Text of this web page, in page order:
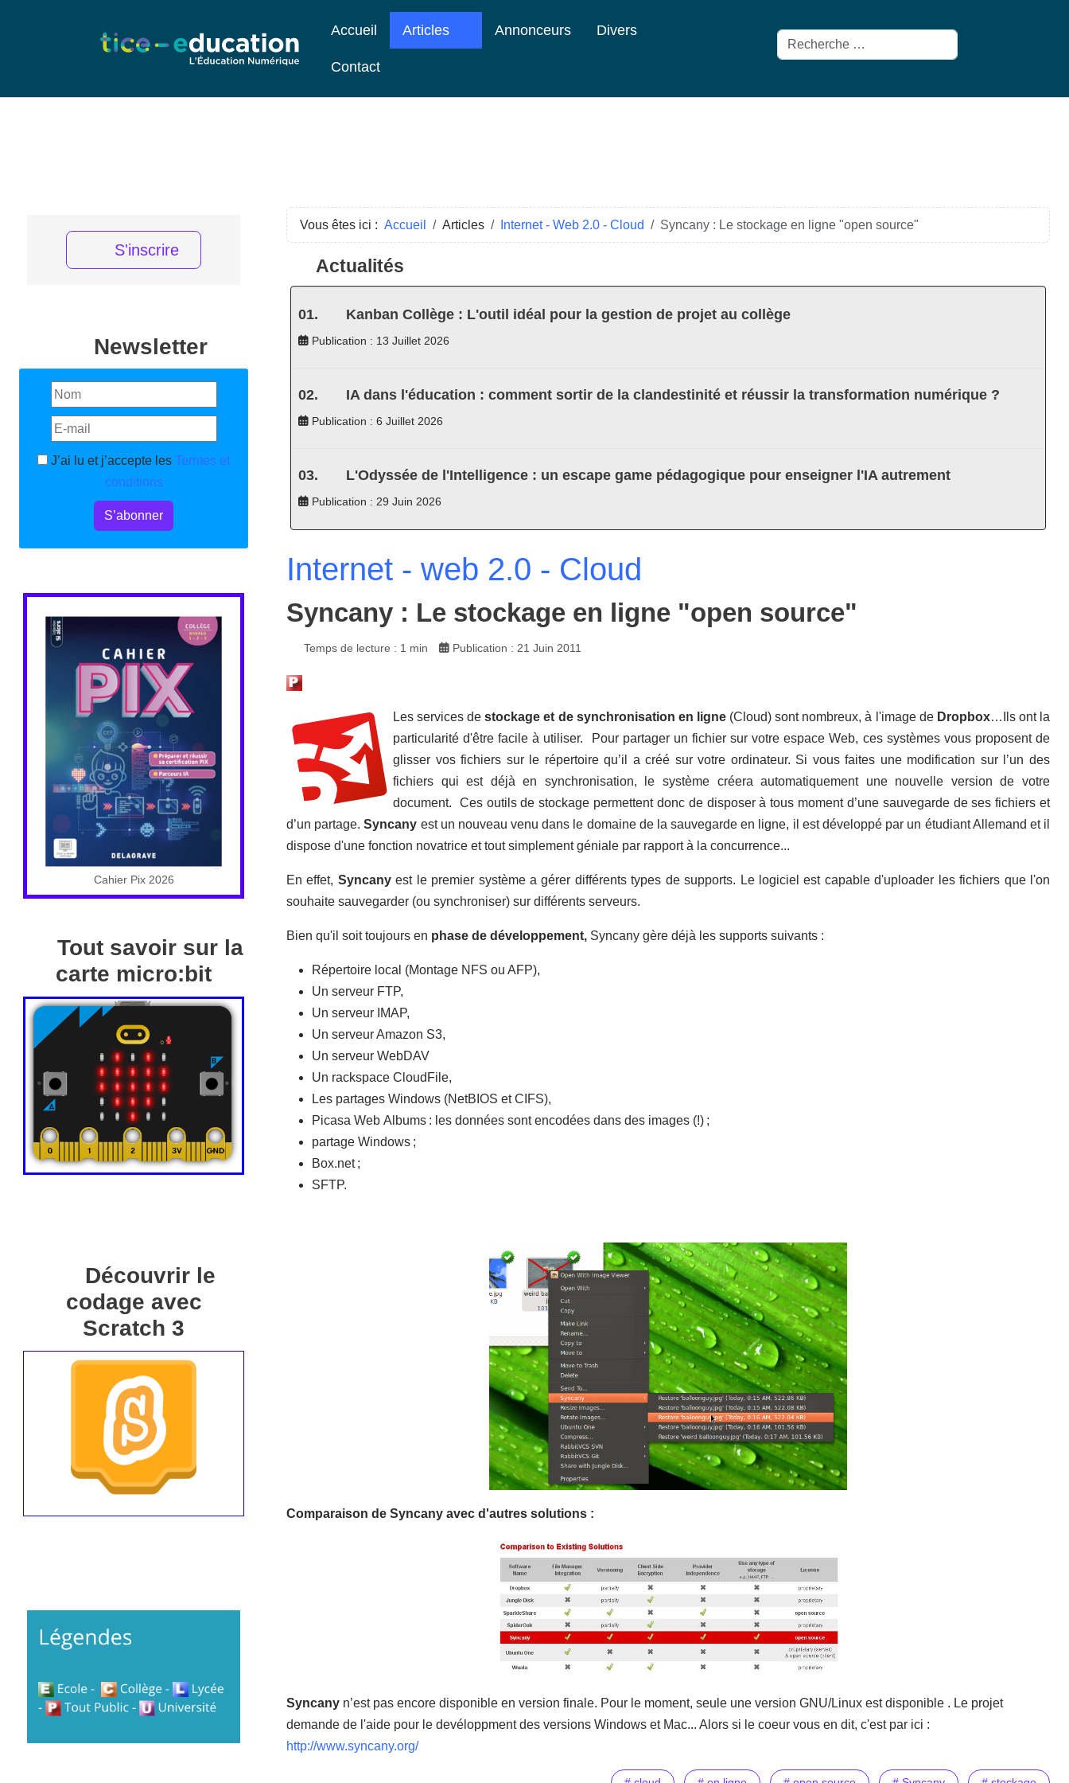
Accueil Articles Annonceurs Divers
Contact
Rechercher
S'inscrire
Newsletter
J’ai lu et j’accepte les Termes et
conditions
S’abonner
Cahier Pix 2026
Tout savoir sur la
carte micro:bit
Découvrir le
codage avec
Scratch 3
Vous êtes ici : Accueil Articles Internet - Web 2.0 - Cloud Syncany : Le stockage en ligne "open source"
Actualités
Kanban Collège : L'outil idéal pour la gestion de projet au collège
Publication : 13 Juillet 2026
IA dans l'éducation : comment sortir de la clandestinité et réussir la transformation numérique ?
Publication : 6 Juillet 2026
L'Odyssée de l'Intelligence : un escape game pédagogique pour enseigner l'IA autrement
Publication : 29 Juin 2026
Internet - web 2.0 - Cloud
Syncany : Le stockage en ligne "open source"
Temps de lecture : 1 min Publication : 21 Juin 2011
Les services destockage et de synchronisation en ligne(Cloud) sont nombreux, à l'image de Dropbox…Ils ont la
particularité d'être facile à utiliser. Pour partager un fichier sur votre espace Web, ces systèmes vous proposent de
glisser vos fichiers sur le répertoire qu’il a créé sur votre ordinateur. Si vous faites une modification sur l’un des
fichiers qui est déjà en synchronisation, le système créera automatiquement une nouvelle version de votre
document. Ces outils de stockage permettent donc de disposer à tous moment d’une sauvegarde de ses fichiers et
d’un partage.Syncany est un nouveau venu dans le domaine de la sauvegarde en ligne, il est développé par un étudiant Allemand et il
dispose d'une fonction novatrice et tout simplement géniale par rapport à la concurrence...
En effet, Syncanyest le premier système a gérer différents types de supports. Le logiciel est capable d'uploader les fichiers que l'on
souhaite sauvegarder (ou synchroniser) sur différents serveurs.
Bien qu'il soit toujours en phase de développement, Syncany gère déjà les supports suivants :
Répertoire local (Montage NFS ou AFP),
Un serveur FTP,
Un serveur IMAP,
Un serveur Amazon S3,
Un serveur WebDAV
Un rackspace CloudFile,
Les partages Windows (NetBIOS et CIFS),
Picasa Web Albums : les données sont encodées dans des images (!) ;
partage Windows ;
Box.net ;
SFTP.
Comparaison de Syncany avec d'autres solutions :
Syncany n’est pas encore disponible en version finale. Pour le moment, seule une version GNU/Linux est disponible . Le projet
demande de l'aide pour le devéloppment des versions Windows et Mac... Alors si le coeur vous en dit, c'est par ici :
http://www.syncany.org/